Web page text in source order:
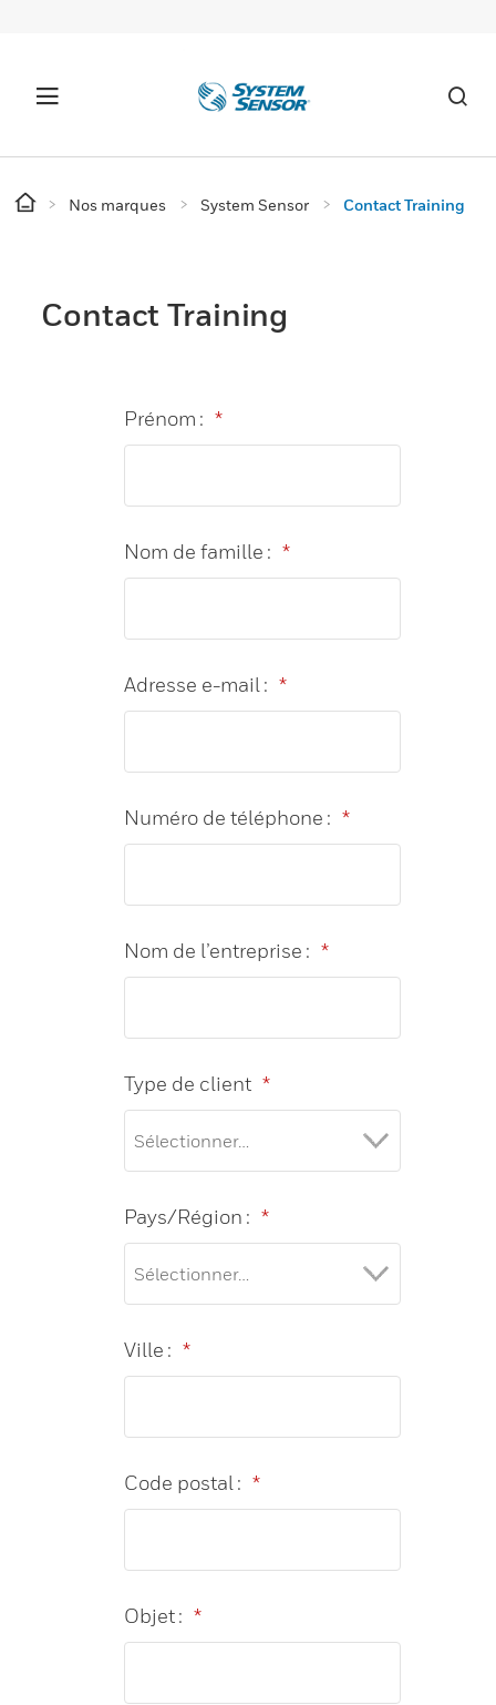
Nos marques System Sensor Contact Training
Contact Training
*
Prénom :
*
Nom de famille :
*
Adresse e-mail :
*
Numéro de téléphone :
*
Nom de l’entreprise :
*
Type de client
*
Pays/Région :
*
Ville :
*
Code postal :
*
Objet :